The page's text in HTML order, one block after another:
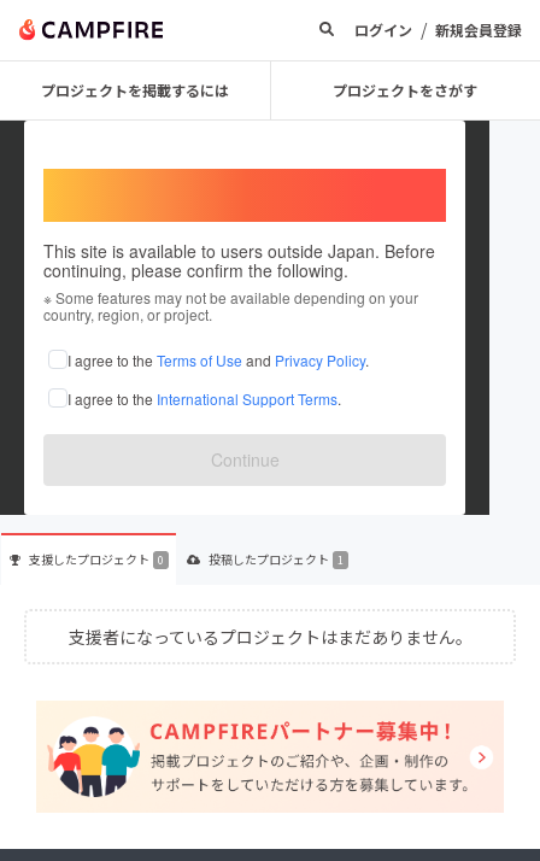
ログイン / 新規会員登録
プロジェクトを掲載するには プロジェクトをさがす
This site is available to users outside Japan. Before
continuing, please confirm the following.
※ Some features may not be available depending on your
country, region, or project.
I agree to the Terms of Use and Privacy Policy.
I agree to the International Support Terms.
Continue
shinkokyu
これまでに1件のプロジェクトを投稿しています
在住国：日本 現在地：東京都
出身国：日本 出身地：東京都
支援したプロジェクト 0 投稿したプロジェクト 1
支援者になっているプロジェクトはまだありません。